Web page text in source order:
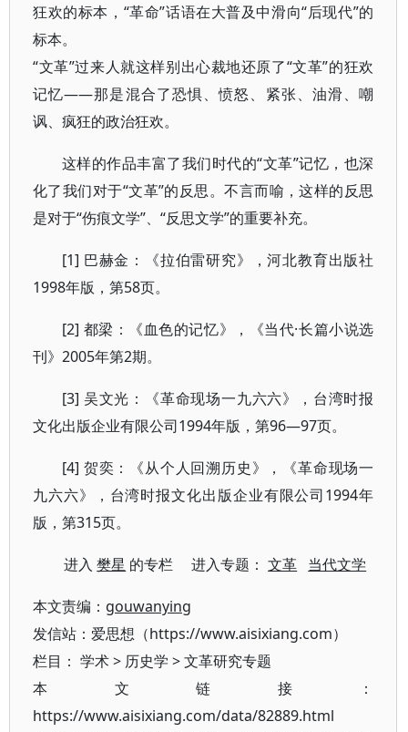
狂欢的标本，“革命”话语在大普及中滑向“后现代”的
标本。
“文革”过来人就这样别出心裁地还原了“文革”的狂欢
记忆——那是混合了恐惧、愤怒、紧张、油滑、嘲
讽、疯狂的政治狂欢。
这样的作品丰富了我们时代的“文革”记忆，也深
化了我们对于“文革”的反思。不言而喻，这样的反思
是对于“伤痕文学”、“反思文学”的重要补充。
[1] 巴赫金：《拉伯雷研究》，河北教育出版社
1998年版，第58页。
[2] 都梁：《血色的记忆》，《当代·长篇小说选
刊》2005年第2期。
[3] 吴文光：《革命现场一九六六》，台湾时报
文化出版企业有限公司1994年版，第96—97页。
[4] 贺奕：《从个人回溯历史》，《革命现场一
九六六》，台湾时报文化出版企业有限公司1994年
版，第315页。
进入樊星 的专栏 进入专题：文革 当代文学
本文责编： gouwanying
发信站：爱思想（https://www.aisixiang.com）
栏目： 学术> 历史学 >文革研究专题
本文链接：
https://www.aisixiang.com/data/82889.html